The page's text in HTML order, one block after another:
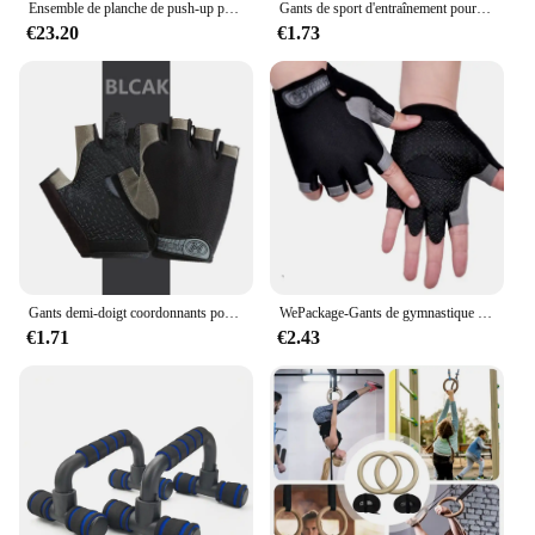
€23.20
Gants de sport d'entraînement pour hommes et femmes, gants d'entraînement, fitness, musculation, levage, gymnase, main, poignet, l'hypothèse, protecteur
€1.73
€1.71 €2.43